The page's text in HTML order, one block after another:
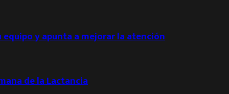
y apunta a mejorar la atención
de la Lactancia